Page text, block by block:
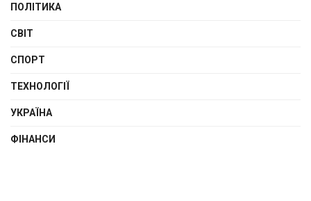
ПОЛІТИКА
СВІТ
СПОРТ
ТЕХНОЛОГІЇ
УКРАЇНА
ФІНАНСИ